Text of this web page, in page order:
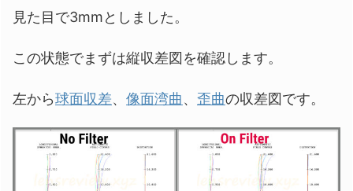
見た目で3mmとしました。
この状態でまずは縦収差図を確認します。
左から球面収差、 像面湾曲、 歪曲の収差図です。